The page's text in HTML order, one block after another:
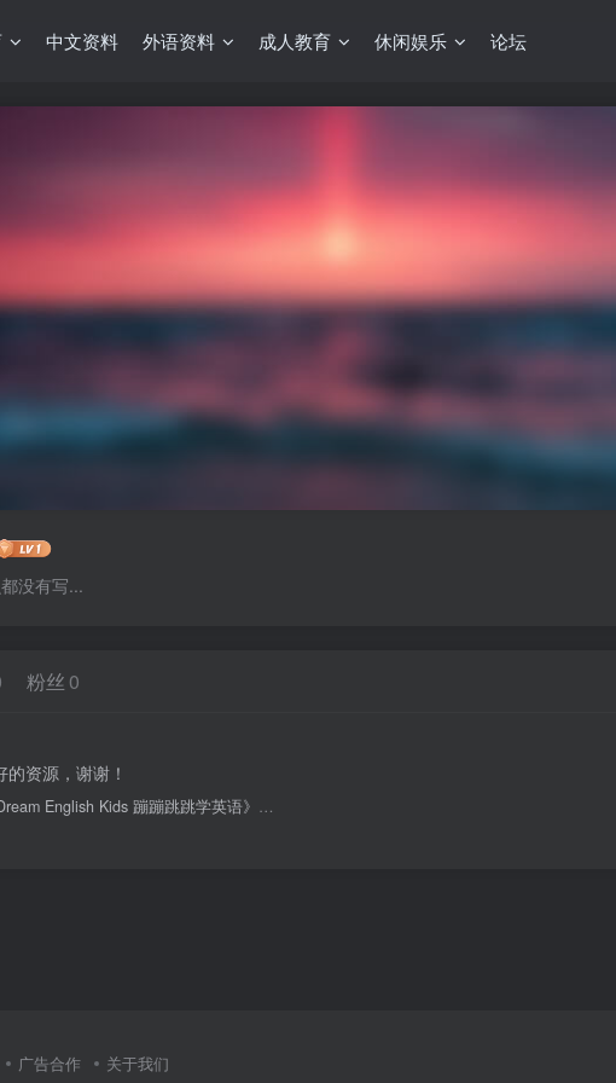
中文资料 外语资料 成人教育 休闲娱乐 论坛
没有写...
粉丝 0
资源，谢谢！
Kids 蹦蹦跳跳学英语》趣味英语动画视频
广告合作 关于我们